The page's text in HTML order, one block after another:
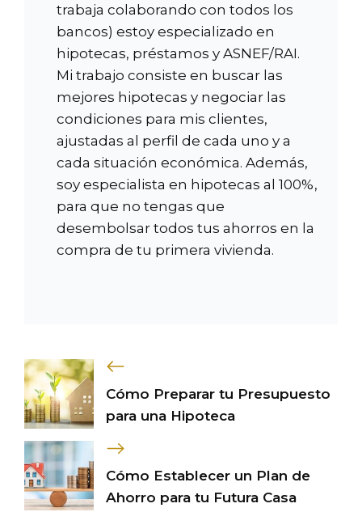
trabaja colaborando con todos los
bancos) estoy especializado en
hipotecas, préstamos y ASNEF/RAI.
Mi trabajo consiste en buscar las
mejores hipotecas y negociar las
condiciones para mis clientes,
ajustadas al perfil de cada uno y a
cada situación económica. Además,
soy especialista en hipotecas al 100%,
para que no tengas que
desembolsar todos tus ahorros en la
compra de tu primera vivienda.
Cómo Preparar tu Presupuesto
para una Hipoteca
Cómo Establecer un Plan de
Ahorro para tu Futura Casa